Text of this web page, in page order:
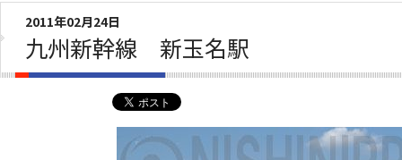
2011年02月24日
九州新幹線 新玉名駅